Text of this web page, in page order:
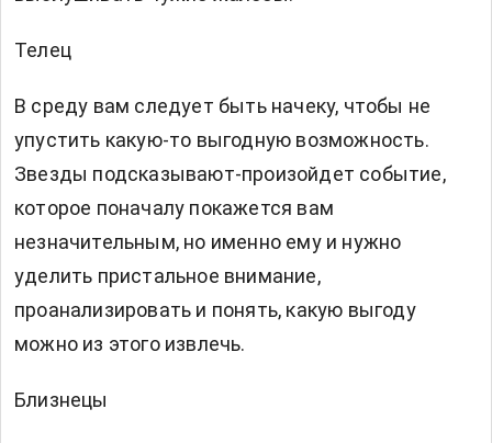
Телец
В среду вам следует быть начеку, чтобы не
упустить какую-то выгодную возможность.
Звезды подсказывают-произойдет событие,
которое поначалу покажется вам
незначительным, но именно ему и нужно
уделить пристальное внимание,
проанализировать и понять, какую выгоду
можно из этого извлечь.
Близнецы